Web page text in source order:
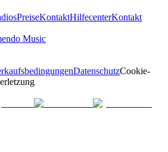
PreiseKontaktHilfecenterKontakt
Music
DatenschutzCookie-